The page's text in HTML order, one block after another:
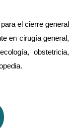
el cierre general
en cirugía general,
obstetricia,